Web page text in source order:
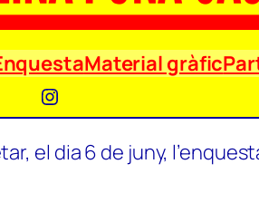
Material gràfic
Instagram
el dia 6 de juny,